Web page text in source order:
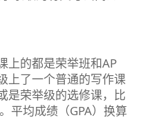
的都是荣举班和AP
上了一个普通的写作课
是荣举级的选修课，比
平均成绩（GPA）换算